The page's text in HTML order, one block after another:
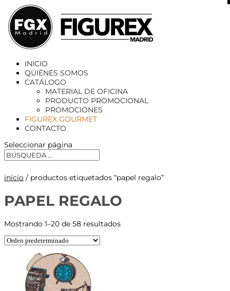
INICIO
QUIÉNES SOMOS
CATÁLOGO
MATERIAL DE OFICINA
PRODUCTO PROMOCIONAL
PROMOCIONES
FIGUREX GOURMET
CONTACTO
Seleccionar página
inicio / productos etiquetados “papel regalo”
PAPEL REGALO
Mostrando 1–20 de 58 resultados